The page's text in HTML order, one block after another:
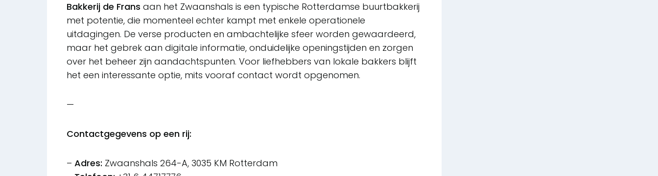
Bakkerij de Frans aan het Zwaanshals is een typische Rotterdamse buurtbakkerij
met potentie, die momenteel echter kampt met enkele operationele
uitdagingen. De verse producten en ambachtelijke sfeer worden gewaardeerd,
maar het gebrek aan digitale informatie, onduidelijke openingstijden en zorgen
over het beheer zijn aandachtspunten. Voor liefhebbers van lokale bakkers blijft
het een interessante optie, mits vooraf contact wordt opgenomen.
—
Contactgegevens op een rij:
– Adres: Zwaanshals 264-A, 3035 KM Rotterdam